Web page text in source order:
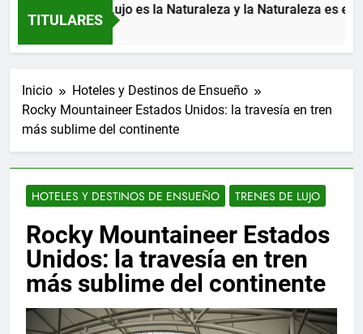
TITULARES
donde el Lujo es la Naturaleza y la Naturaleza es el Lujo
Inicio
Hoteles y Destinos de Ensueño
Rocky Mountaineer Estados Unidos: la travesía en tren
más sublime del continente
HOTELES Y DESTINOS DE ENSUEÑO TRENES DE LUJO
Rocky Mountaineer Estados
Unidos: la travesía en tren
más sublime del continente